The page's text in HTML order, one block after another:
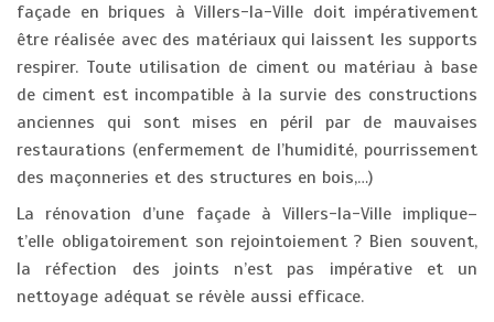
façade en briques à Villers-la-Ville doit impérativement
être réalisée avec des matériaux qui laissent les supports
respirer. Toute utilisation de ciment ou matériau à base
de ciment est incompatible à la survie des constructions
anciennes qui sont mises en péril par de mauvaises
restaurations (enfermement de l’humidité, pourrissement
des maçonneries et des structures en bois,…)
La rénovation d’une façade à Villers-la-Ville implique–
t’elle obligatoirement son rejointoiement ? Bien souvent,
la réfection des joints n’est pas impérative et un
nettoyage adéquat se révèle aussi efficace.